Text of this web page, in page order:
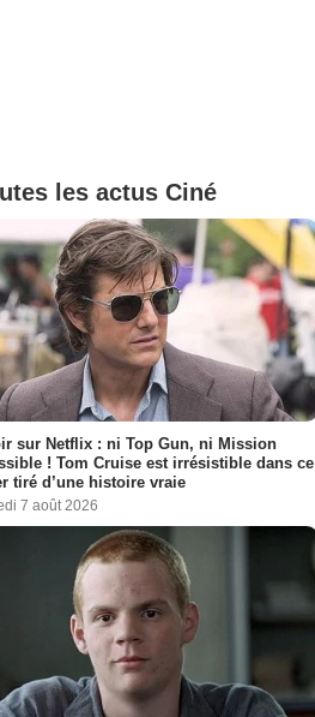
les actus Ciné
sur Netflix : ni Top Gun, ni Mission
! Tom Cruise est irrésistible dans ce
tiré d’une histoire vraie
7 août 2026